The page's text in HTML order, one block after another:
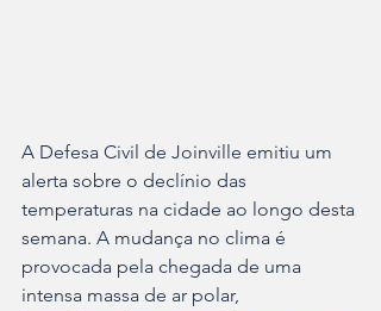
A Defesa Civil de Joinville emitiu um
alerta sobre o declínio das
temperaturas na cidade ao longo desta
semana. A mudança no clima é
provocada pela chegada de uma
intensa massa de ar polar,